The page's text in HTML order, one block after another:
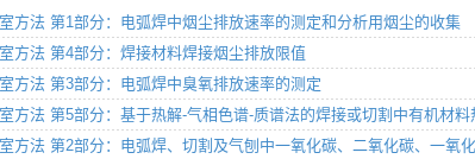
法 第1部分：电弧焊中烟尘排放速率的测定和分析用烟尘的收集
方法 第4部分：焊接材料焊接烟尘排放限值
方法 第3部分：电弧焊中臭氧排放速率的测定
法 第5部分：基于热解-气相色谱-质谱法的焊接或切割中有机材料
法 第2部分：电弧焊、切割及气刨中一氧化碳、二氧化碳、一氧